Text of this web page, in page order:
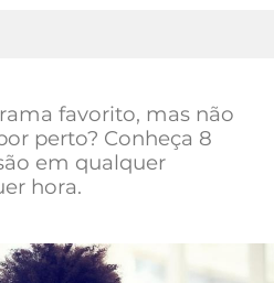
favorito, mas não
perto? Conheça 8
em qualquer
hora.